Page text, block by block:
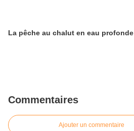
La pêche au chalut en eau profonde
Commentaires
Ajouter un commentaire